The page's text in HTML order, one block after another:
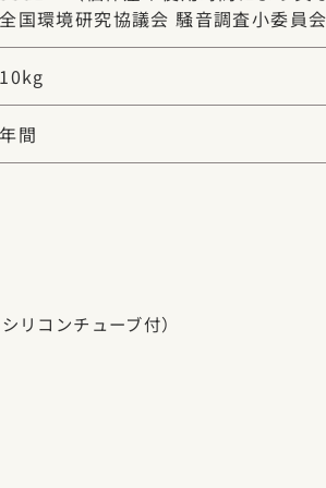
国環境研究協議会 騒音調査小委員
間
リコンチューブ付）